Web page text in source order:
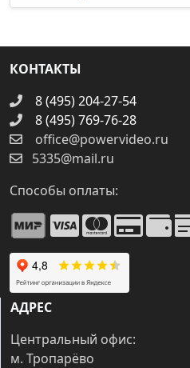
КОНТАКТЫ
8 (495) 204-27-54
8 (495) 769-76-28
office@powervideo.ru
5335@mail.ru
Способы оплаты:
АДРЕС
Центральный офис:
м. Тропарёво